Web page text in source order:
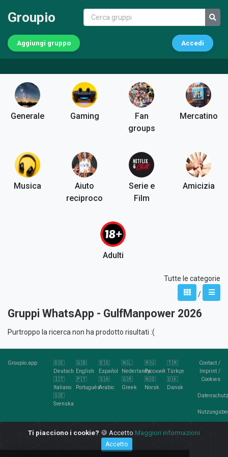
Groupio
Aggiungi gruppo Accedi
Generale Gaming
Fan
groups
Mercatino
Musica
Aiuto
reciproco
Serie e
Film
Amicizia
Adulti
Tutte le categorie
/
Gruppi WhatsApp - GulfManpower 2026
Purtroppo la ricerca non ha prodotto risultati :(
Groupio.app
🇩🇪
Deutsch
🇬🇧
English
🇪🇸
Español
🇳🇱
Nederlands
🇷🇺
Русский
🇹🇷
Türkçe
🇮🇹
Italiano
🇵🇹
Português
🇸🇦
Arabic
🇬🇷
Greek
🇳🇴
Norsk
🇩🇰
Dansk
🇸🇪
Svenska
Contact/
Imprint/
Cookies
Ti piacciono i cookie? 🍪 Accetto Maggiori informazioni
Accetto